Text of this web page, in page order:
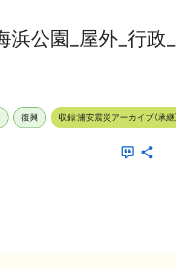
浜公園_屋外_行政
復興 収録:浦安震災アーカイブ（承継